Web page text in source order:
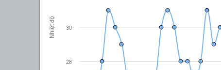
Nhiệt độ
28
30